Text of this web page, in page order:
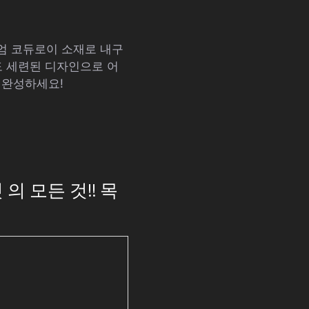
코듀로이 소재로 내구
세련된 디자인으로 어
성하세요!
의 모든 것!! 목